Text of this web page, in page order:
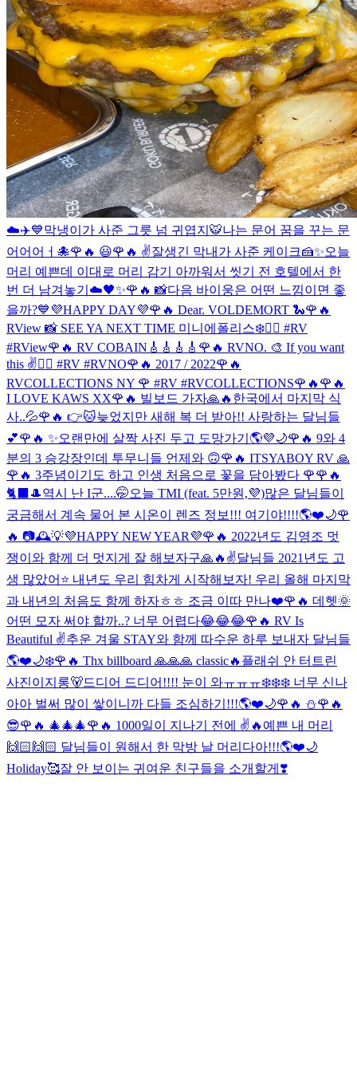
☁️✈️💙막냉이가 사준 그릇 넘 귀엽지🐯나는 문어 꿈을 꾸는 문
어어어ㅓ🐙🌹🔥 😃🌹🔥 ✌️잘생긴 막내가 사준 케이크🍰✨오늘
머리 예쁜데 이대로 머리 감기 아까워서 씻기 전 호텔에서 한
번 더 남겨놓기☁️🖤✨🌹🔥 📸다음 바이웅은 어떤 느낌이면 좋
을까?💙 💜HAPPY DAY💜🌹🔥 Dear. VOLDEMORT 🐍🌹🔥
RView 📸 SEE YA NEXT TIME 미니에폴리스❄️❤️‍🔥 #RV
#RView🌹🔥 RV COBAIN🎸🎸🎸🎸 🌹🔥 RVNO. 🎨 If you want
this ✌️❤️‍🔥 #RV #RVNO🌹🔥 2017 / 2022🌹🔥
RVCOLLECTIONS NY 🌹 #RV #RVCOLLECTIONS🌹🔥 🌹🔥
I LOVE KAWS XX🌹🔥 빌보드 가자🙏🔥 한국에서 마지막 식
사..💦🌹🔥 👉🐱늦었지만 새해 복 더 받아!! 사랑하는 달님들
💕🌹🔥 ✨오랜만에 살짝 사진 두고 도망가기🌎💜🌙🌹🔥 9와 4
분의 3 승강장인데 투무니들 언제와 🙃🌹🔥 ITSYABOY RV 🙏
🌹🔥 3주념이기도 하고 인생 처음으로 꽃을 담아봤다 🌹🌹🔥
🐈‍⬛🎩역시 난 I군....🤭오늘 TMI (feat. 5만원,💜)많은 달님들이
궁금해서 계속 물어 본 시온이 렌즈 정보!!! 여기야!!!!🌎❤️🌙🌹
🔥 📷🕰💡💜HAPPY NEW YEAR💜🌹🔥 2022년도 김영조 멋
쟁이와 함께 더 멋지게 잘 해보자구🙏🔥✌️달님들 2021년도 고
생 많았어⭐️ 내년도 우리 힘차게 시작해보자! 우리 올해 마지막
과 내년의 처음도 함께 하자ㅎㅎ 조금 이따 만나❤️🌹🔥 데헷🌞
어떤 모자 써야 할까..? 너무 어렵다😂😂😂🌹🔥 RV Is
Beautiful ✌️추운 겨울 STAY와 함께 따수운 하루 보내자 달님들
🌎❤️🌙❄️🌹🔥 Thx billboard 🙏🙏🙏 classic🔥 플래쉬 안 터트린
사진이지롱🐻드디어 드디어!!!! 눈이 와ㅠㅠㅠ❄️❄️❄️ 너무 신나
아아 벌써 많이 쌓이니까 다들 조심하기!!!🌎❤️🌙🌹🔥 ⛄️🌹🔥
😎🌹🔥 🎄🎄🎄🌹🔥 1000일이 지나기 전에 ✌️🔥 예쁜 내 머리
🙌🏻🙌🏻 달님들이 원해서 한 막방 날 머리다아!!!🌎❤️🌙
Holiday🥰잘 안 보이는 귀여운 친구들을 소개할게❣️